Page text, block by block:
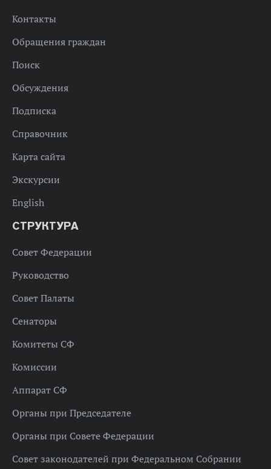
Контакты
Обращения граждан
Поиск
Обсуждения
Подписка
Справочник
Карта сайта
Экскурсии
English
СТРУКТУРА
Совет Федерации
Руководство
Совет Палаты
Сенаторы
Комитеты СФ
Комиссии
Аппарат СФ
Органы при Председателе
Органы при Совете Федерации
Совет законодателей при Федеральном Собрании